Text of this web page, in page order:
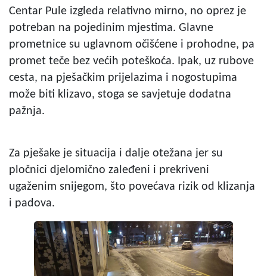
Centar Pule izgleda relativno mirno, no oprez je
potreban na pojedinim mjestima. Glavne
prometnice su uglavnom očišćene i prohodne, pa
promet teče bez većih poteškoća. Ipak, uz rubove
cesta, na pješačkim prijelazima i nogostupima
može biti klizavo, stoga se savjetuje dodatna
pažnja.
Za pješake je situacija i dalje otežana jer su
pločnici djelomično zaleđeni i prekriveni
ugaženim snijegom, što povećava rizik od klizanja
i padova.